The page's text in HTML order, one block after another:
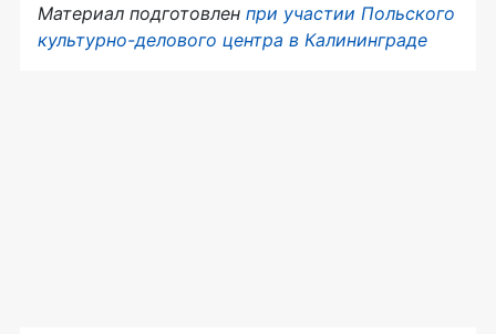
Материал подготовлен при участии Польского
культурно-делового центра в Калининграде